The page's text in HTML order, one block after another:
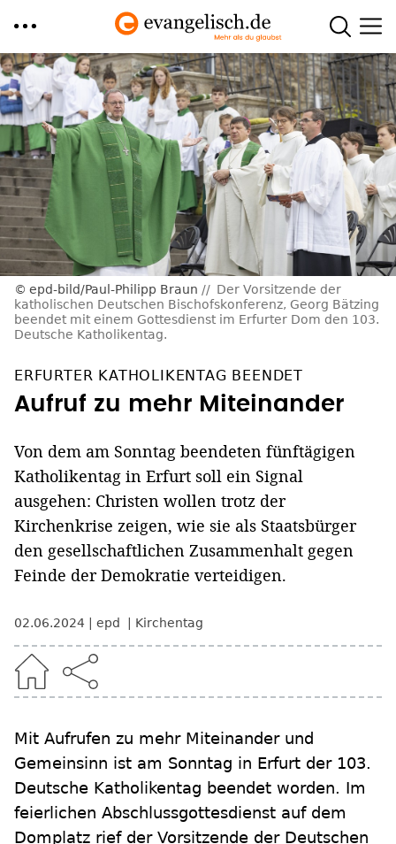
Direkt
zum
Inhalt
epd-bild/Paul-Philipp Braun
Der Vorsitzende der
katholischen Deutschen Bischofskonferenz, Georg Bätzing
beendet mit einem Gottesdienst im Erfurter Dom den 103.
Deutsche Katholikentag.
ERFURTER KATHOLIKENTAG BEENDET
Aufruf zu mehr Miteinander
Von dem am Sonntag beendeten fünftägigen
Katholikentag in Erfurt soll ein Signal
ausgehen: Christen wollen trotz der
Kirchenkrise zeigen, wie sie als Staatsbürger
den gesellschaftlichen Zusammenhalt gegen
Feinde der Demokratie verteidigen.
02.06.2024 epd Kirchentag
Mit Aufrufen zu mehr Miteinander und
Gemeinsinn ist am Sonntag in Erfurt der 103.
Deutsche Katholikentag beendet worden. Im
feierlichen Abschlussgottesdienst auf dem
Domplatz rief der Vorsitzende der Deutschen